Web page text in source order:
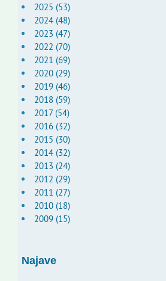
2025 (53)
2024 (48)
2023 (47)
2022 (70)
2021 (69)
2020 (29)
2019 (46)
2018 (59)
2017 (54)
2016 (32)
2015 (30)
2014 (32)
2013 (24)
2012 (29)
2011 (27)
2010 (18)
2009 (15)
Najave